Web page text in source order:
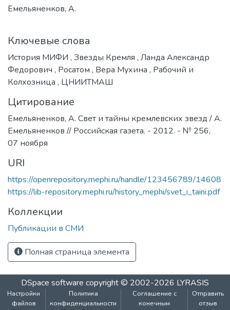
Емельяненков, А.
Ключевые слова
История МИФИ , Звезды Кремля , Ланда Александр
Федорович , Росатом , Вера Мухина , Рабочий и
Колхозница , ЦНИИТМАШ
Цитирование
Емельяненков, А. Свет и тайны кремлевских звезд / А.
Емельяненков // Российская газета. - 2012. - № 256,
07 ноября
URI
https://openrepository.mephi.ru/handle/123456789/14608
https://lib-repository.mephi.ru/history_mephi/svet_i_taini.pdf
Коллекции
Публикации в СМИ
Полная страница элемента
DSpace software copyright © 2002-2026 LYRASIS
Настройки
файлов
Политика
конфиденциальности
Соглашение с
конечным
Отправить
отзыв